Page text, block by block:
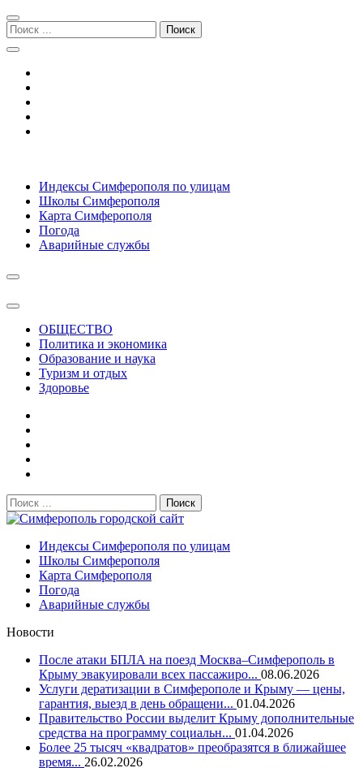
Перейти
к
навигации
Перейти
к
содержимому
Поиск:
Симферополь городской сайт
Индексы Симферополя по улицам
Школы Симферополя
Карта Симферополя
Погода
Аварийные службы
ОБЩЕСТВО
Политика и экономика
Образование и наука
Туризм и отдых
Здоровье
Поиск:
Симферополь городской сайт
Индексы Симферополя по улицам
Школы Симферополя
Карта Симферополя
Погода
Аварийные службы
Новости
После атаки БПЛА на поезд Москва–Симферополь в
Крыму эвакуировали всех пассажиро... 08.06.2026
Услуги дератизации в Симферополе и Крыму — цены,
гарантия, выезд в день обращени... 01.04.2026
Правительство России выделит Крыму дополнительные
средства на программу социальн... 01.04.2026
Более 25 тысяч «квадратов» преобразятся в ближайшее
время... 26.02.2026